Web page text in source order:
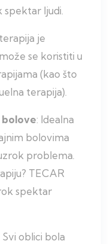
spektar ljudi.
je
se koristiti u
(kao što
terapija).
bolove: Idealna
bolovima
problema.
TECAR
spektar
Svi oblici bola